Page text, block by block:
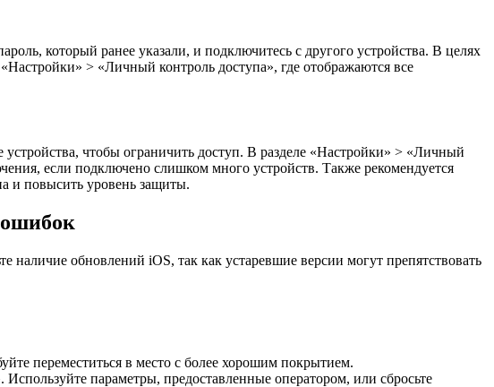
который ранее указали, и подключитесь с другого устройства. В целях
> «Личный контроль доступа», где отображаются все
чтобы ограничить доступ. В разделе «Настройки» > «Личный
если подключено слишком много устройств. Также рекомендуется
и повысить уровень защиты.
наличие обновлений iOS, так как устаревшие версии могут препятствовать
переместиться в место с более хорошим покрытием.
параметры, предоставленные оператором, или сбросьте